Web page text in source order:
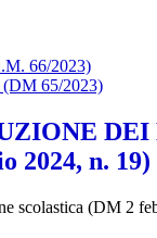
66/2023)
65/2023)
2024, n. 19)
scolastica (DM 2